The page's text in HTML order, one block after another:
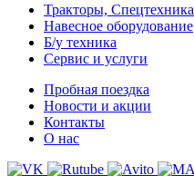
Тракторы, Спецтехника
Навесное оборудование
Б/у техника
Сервис и услуги
Пробная поездка
Новости и акции
Контакты
О нас